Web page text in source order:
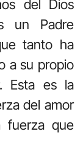
del Dios
un Padre
tanto ha
a su propio
Esta es la
del amor
fuerza que